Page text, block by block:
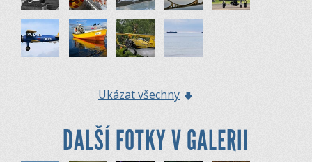
Ukázat všechny
DALŠÍ FOTKY V GALERII